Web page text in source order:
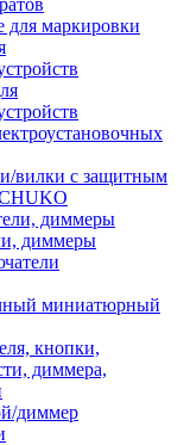
маркировки
вилки с защитным
диммеры
миниатюрный
кнопки,
диммера,
диммер